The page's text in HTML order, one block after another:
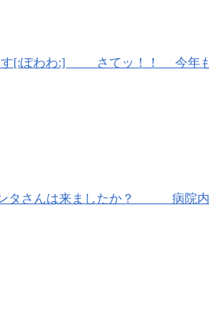
[:ぽわわ:] さてッ！！ 今年も
んは来ましたか？ 病院内も